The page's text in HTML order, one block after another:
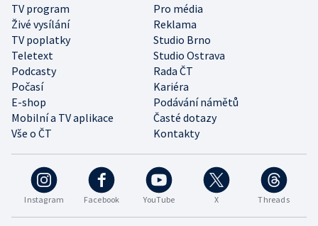
Instagram Facebook YouTube X Threads
TV program
Pro média
Živé vysílání
Reklama
TV poplatky
Studio Brno
Teletext
Studio Ostrava
Podcasty
Rada ČT
Počasí
Kariéra
E-shop
Podávání námětů
Mobilní a TV aplikace
Časté dotazy
Vše o ČT
Kontakty